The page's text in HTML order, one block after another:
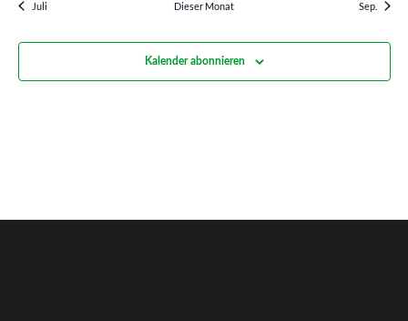
Juli Dieser Monat Sep.
Kalender abonnieren